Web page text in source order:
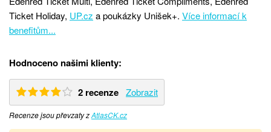
Ticket Holiday, UP.cz a poukázky Unišek+. Více informací k
benefitům...
Hodnoceno našimi klienty:
2 recenze Zobrazit
Recenze jsou převzaty zAtlasCK.cz